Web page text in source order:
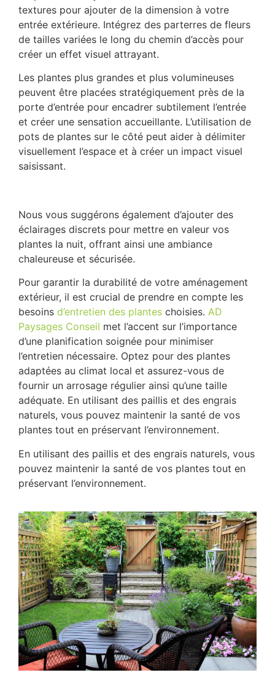
textures pour ajouter de la dimension à votre
entrée extérieure. Intégrez des parterres de fleurs
de tailles variées le long du chemin d’accès pour
créer un effet visuel attrayant.
Les plantes plus grandes et plus volumineuses
peuvent être placées stratégiquement près de la
porte d’entrée pour encadrer subtilement l’entrée
et créer une sensation accueillante. L’utilisation de
pots de plantes sur le côté peut aider à délimiter
visuellement l’espace et à créer un impact visuel
saisissant.
Nous vous suggérons également d’ajouter des
éclairages discrets pour mettre en valeur vos
plantes la nuit, offrant ainsi une ambiance
chaleureuse et sécurisée.
Pour garantir la durabilité de votre aménagement
extérieur, il est crucial de prendre en compte les
besoins d’entretien des plantes choisies. AD
Paysages Conseil met l’accent sur l’importance
d’une planification soignée pour minimiser
l’entretien nécessaire. Optez pour des plantes
adaptées au climat local et assurez-vous de
fournir un arrosage régulier ainsi qu’une taille
adéquate. En utilisant des paillis et des engrais
naturels, vous pouvez maintenir la santé de vos
plantes tout en préservant l’environnement.
En utilisant des paillis et des engrais naturels, vous
pouvez maintenir la santé de vos plantes tout en
préservant l’environnement.